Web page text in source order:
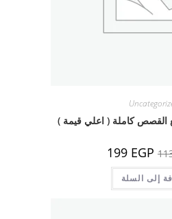
السعر
الأصلي
هو:
1135 EGP.
199 EGP
إلى السلة